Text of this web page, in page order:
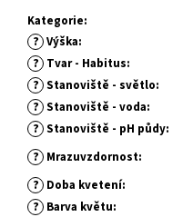
Kategorie:
? Výška:
? Tvar - Habitus:
? Stanoviště - světlo:
? Stanoviště - voda:
? Stanoviště - pH půdy:
? Mrazuvzdornost:
? Doba kvetení:
? Barva květu:
u
e
m
HEMEROCALLIS